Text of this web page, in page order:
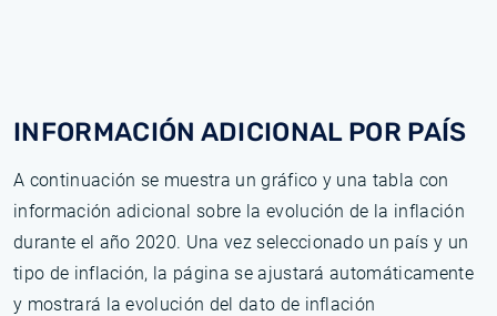
INFORMACIÓN ADICIONAL POR PAÍS
A continuación se muestra un gráfico y una tabla con
información adicional sobre la evolución de la inflación
durante el año 2020. Una vez seleccionado un país y un
tipo de inflación, la página se ajustará automáticamente
y mostrará la evolución del dato de inflación